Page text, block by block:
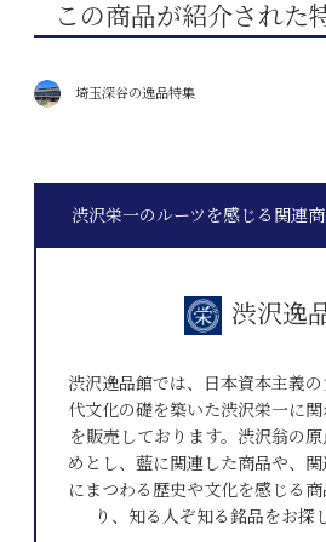
この商品が紹介された
埼玉深谷の逸品特集
渋沢栄一のルーツを感じる関連
渋沢逸
渋沢逸品館では、日本資本主義
代文化の礎を築いた渋沢栄一に
を販売しております。渋沢翁の
めとし、藍に関連した商品や、
にまつわる歴史や文化を感じる
り、知る人ぞ知る銘品をお探